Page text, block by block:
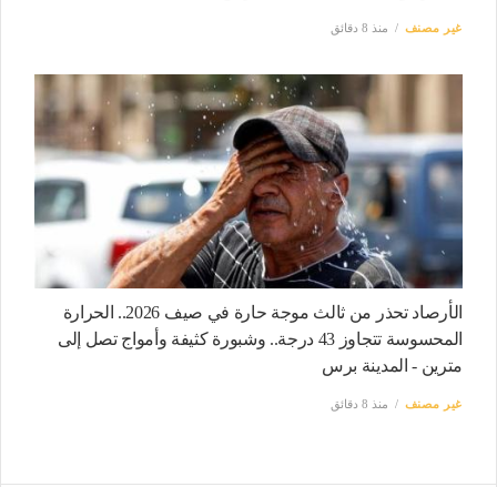
غير مصنف منذ 8 دقائق
الأرصاد تحذر من ثالث موجة حارة في صيف 2026.. الحرارة
المحسوسة تتجاوز 43 درجة.. وشبورة كثيفة وأمواج تصل إلى
مترين - المدينة برس
غير مصنف منذ 8 دقائق